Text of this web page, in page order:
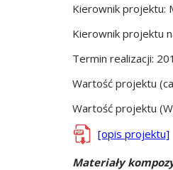
Kierownik projektu:
Kierownik projektu
Termin realizacji:
Wartość projektu
Wartość projektu
[opis projektu]
Materiały